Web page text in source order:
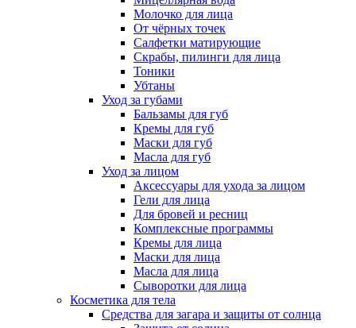
Молочко для лица
От чёрных точек
Салфетки матирующие
Скрабы, пилинги для лица
Тоники
Убтаны
Уход за губами
Бальзамы для губ
Кремы для губ
Маски для губ
Масла для губ
Уход за лицом
Аксессуары для ухода за лицом
Гели для лица
Для бровей и ресниц
Комплексные программы
Кремы для лица
Маски для лица
Масла для лица
Сыворотки для лица
Косметика для тела
Средства для загара и защиты от солнца